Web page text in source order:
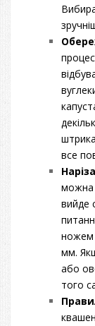
все
можна
вийде
ножем
мм.
або
того